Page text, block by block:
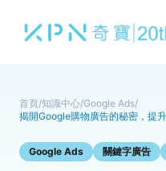
首頁/知識中心/Google Ads/
揭開Google購物廣告的秘密，提
Google Ads 關鍵字廣告